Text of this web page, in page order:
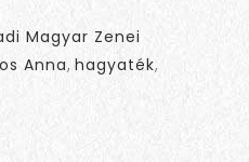
Magyar Zenei
Anna, hagyaték,